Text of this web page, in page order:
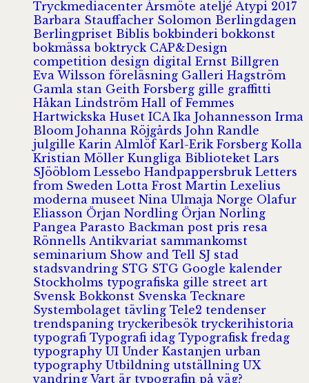
Tryckmediacenter Årsmöte ateljé Atypi 2017
Barbara Stauffacher Solomon Berlingdagen
Berlingpriset Biblisbokbinderibokkonst
bokmässaboktryck CAP&Design
competition design digital Ernst Billgren
Eva Wilsson föreläsning Galleri Hagström
Gamla stan Geith Forsberg gille graffitti
Håkan Lindström Hall of Femmes
Hartwickska Huset ICA Ika Johannesson Irma
Bloom Johanna Röjgårds John Randle
julgille Karin Almlöf Karl-Erik Forsberg Kolla
Kristian Möller Kungliga Biblioteket Lars
SJööblom Lessebo Handpappersbruk Letters
from Sweden Lotta Frost Martin Lexelius
moderna museet Nina Ulmaja Norge Olafur
Eliasson Örjan Nordling Örjan Norling
Pangea Parasto Backman post pris resa
Rönnells Antikvariat sammankomst
seminarium Show and Tell SJ stad
stadsvandring STG STG Google kalender
Stockholms typografiska gille street art
Svensk Bokkonst Svenska Tecknare
Systembolaget tävling Tele2 tendenser
trendspaning tryckeribesök tryckerihistoria
typografi Typografi idag Typografisk fredag
typography UI Under Kastanjen urban
typography Utbildning utställning UX
vandring Vart är typografin på väg?